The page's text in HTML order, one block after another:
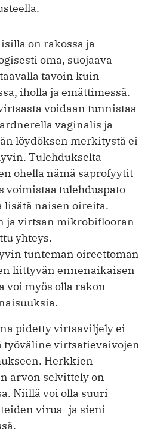
on rakossa ja
oma, suojaava
tavoin kuin
iholla ja emättimessä.
voidaan tunnistaa
vaginalis ja
löydöksen merkitystä ei
Tulehdukselta
ohella nämä saprofyytit
voimistaa tulehduspato­
lisätä naisen oireita.
ja virtsan mikrobiflooran
yhteys.
tunteman oireettoman
liittyvän ennenaikaisen
voi myös olla rakon
pidetty virtsaviljely ei
työ­väline virtsatievaivojen
Herkkien
arvon selvittely on
Niillä voi olla suuri
virus- ja sieni-